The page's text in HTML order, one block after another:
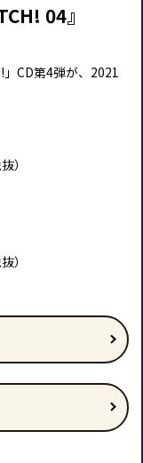
04』
」CD第4弾が、2021
）
）